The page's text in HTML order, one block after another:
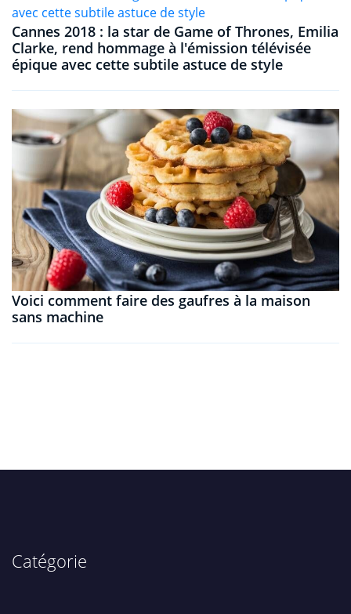
Cannes 2018 : la star de Game of Thrones, Emilia
Clarke, rend hommage à l'émission télévisée
épique avec cette subtile astuce de style
Voici comment faire des gaufres à la maison
sans machine
Catégorie